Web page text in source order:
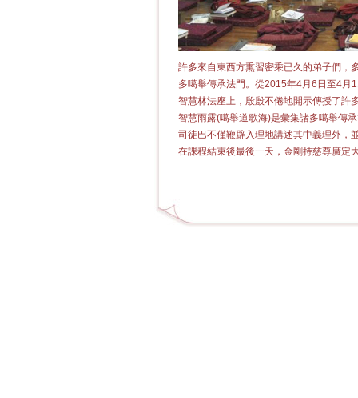
許多來自東西方熏習密乘已久的弟子們，
多噶舉傳承法門。從2015年4月6日至4月
智慧林法座上，殷殷不倦地開示傳授了許
智慧雨露(噶舉道歌海)是彙集諸多噶舉傳
司徒巴不僅鞭辟入理地講述其中義理外，
在課程結束後最後一天，金剛持慈尊廣定